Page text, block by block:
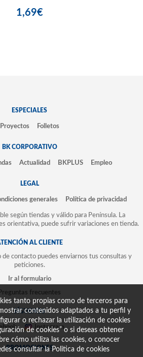
1,69€
ESPECIALES
Proyectos Folletos
BK CORPORATIVO
Actualidad BKPLUS Empleo
LEGAL
generales Política de privacidad
según tiendas y válido para Península. La
orientativa, puede sufrir variaciones en tienda.
AL CLIENTE
de contacto puedes enviarnos tus consultas y
peticiones.
Ir al formulario
Preguntas frecuentes
SÍGUENOS
Instagram
PROMOCIONES
tanto propias como de terceros para
contenidos adaptados a tu perfil y
o rechazar la utilización de cookies
de cookies” o si deseas obtener
cómo utiliza las cookies, o conocer
consultar laPolitica de cookies